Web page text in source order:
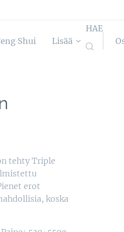
Shui Lisää
HAE
tehty Triple
erot
koska